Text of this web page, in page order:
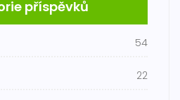
příspěvků
54
22